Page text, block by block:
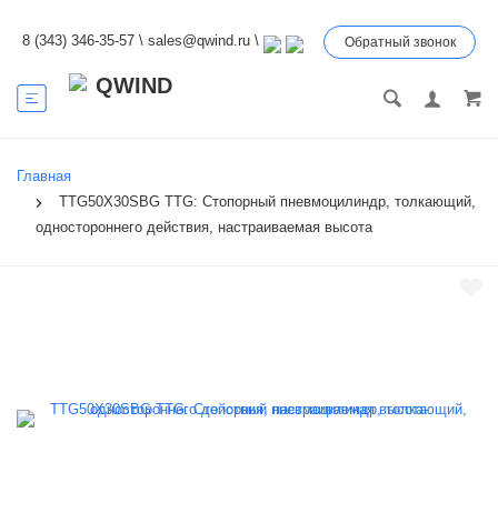
8 (343) 346-35-57 \ sales@qwind.ru \ Обратный звонок
Главная
TTG50X30SBG TTG: Стопорный пневмоцилиндр, толкающий,
одностороннего действия, настраиваемая высота